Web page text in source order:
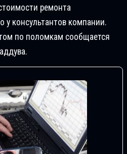
ремонта
у консультантов компании.
по поломкам сообщается